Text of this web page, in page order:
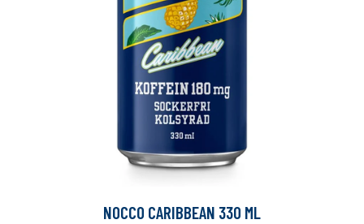
NOCCO CARIBBEAN 330 ML